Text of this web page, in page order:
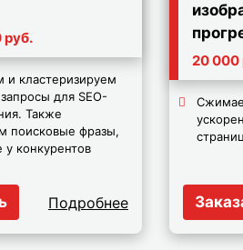
руб.
и кластеризируем
для SEO-
Также
поисковые фразы,
конкурентов
Подробнее
20 000
страниц